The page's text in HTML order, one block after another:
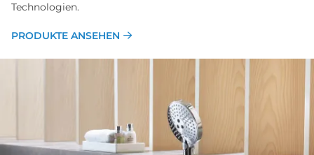
Technologien.
PRODUKTE ANSEHEN